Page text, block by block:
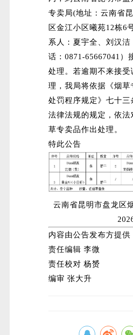
专卖局(地址：云南省
区金江小区曦苑12栋6
系人：夏宇全、刘汉洁
话：0871-65667041）
处理。若逾期不来接受
理，我局将依据《烟草
处罚程序规定》七十三
法律法规的规定，依法
草专卖品作出处理。
特此公告
云南省昆明市盘龙区
内容由公告发布方提供
责任编辑 李微
责任校对 杨赟
编审 张大升